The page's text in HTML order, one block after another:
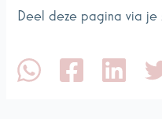
Deel deze pagina via je